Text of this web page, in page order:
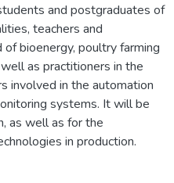
and postgraduates of
teachers and
bioenergy, poultry farming
as practitioners in the
involved in the automation
systems. It will be
as well as for the
in production.